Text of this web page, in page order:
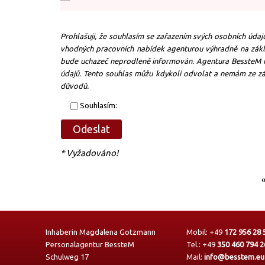
Prohlašuji, že souhlasím se zařazením svých osobních
vhodných pracovních nabídek agenturou výhradně na
bude uchazeč neprodleně informován. Agentura
údajů. Tento souhlas můžu kdykoli odvolat a nemám ze
důvodů.
Souhlasím:
* Vyžadováno!
Inhaberin Magdalena Gotzmann
Personalagentur BessteM
Schulweg 17
Mobil: +49 172 956 28
Tel.: +49 350 460 794
Mail: info@besstem.eu